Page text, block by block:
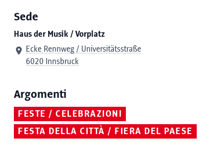
Sede
Haus der Musik / Vorplatz
Ecke Rennweg / Universitätsstraße
6020 Innsbruck
Argomenti
FESTE / CELEBRAZIONI
FESTA DELLA CITTÀ / FIERA DEL PAESE